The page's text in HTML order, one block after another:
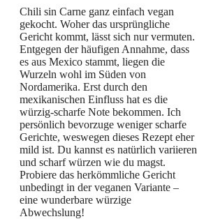
Chili sin Carne ganz einfach vegan
gekocht. Woher das ursprüngliche
Gericht kommt, lässt sich nur vermuten.
Entgegen der häufigen Annahme, dass
es aus Mexico stammt, liegen die
Wurzeln wohl im Süden von
Nordamerika. Erst durch den
mexikanischen Einfluss hat es die
würzig-scharfe Note bekommen. Ich
persönlich bevorzuge weniger scharfe
Gerichte, weswegen dieses Rezept eher
mild ist. Du kannst es natürlich variieren
und scharf würzen wie du magst.
Probiere das herkömmliche Gericht
unbedingt in der veganen Variante –
eine wunderbare würzige
Abwechslung!